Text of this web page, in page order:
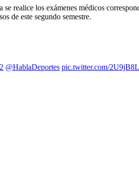
realice los exámenes médicos
de este segundo semestre.
@HablaDeportes pic.twitter.com/